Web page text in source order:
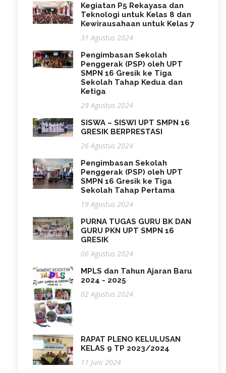
Kegiatan P5 Rekayasa dan
Teknologi untuk Kelas 8 dan
Kewirausahaan untuk Kelas 7
31 Agustus 2024
Pengimbasan Sekolah
Penggerak (PSP) oleh UPT
SMPN 16 Gresik ke Tiga
Sekolah Tahap Kedua dan
Ketiga
29 Agustus 2024
SISWA – SISWI UPT SMPN 16
GRESIK BERPRESTASI
26 Agustus 2024
Pengimbasan Sekolah
Penggerak (PSP) oleh UPT
SMPN 16 Gresik ke Tiga
Sekolah Tahap Pertama
19 Agustus 2024
PURNA TUGAS GURU BK DAN
GURU PKN UPT SMPN 16
GRESIK
06 Agustus 2024
MPLS dan Tahun Ajaran Baru
2024 - 2025
02 Agustus 2024
RAPAT PLENO KELULUSAN
KELAS 9 TP 2023/2024
11 Juni 2024